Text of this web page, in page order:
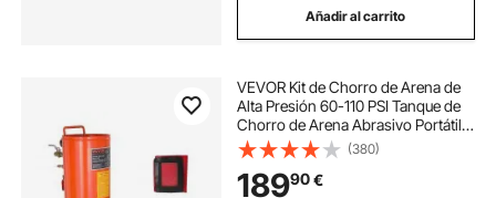
Añadir al carrito
VEVOR Kit de Chorro de Arena de
Alta Presión 60-110 PSI Tanque de
Chorro de Arena Abrasivo Portátil
137 L con 2 Boquillas de Cerámica y
Separador de Agua y Aceite para
Eliminar Pintura, Manchas, Óxido
(380)
18990€